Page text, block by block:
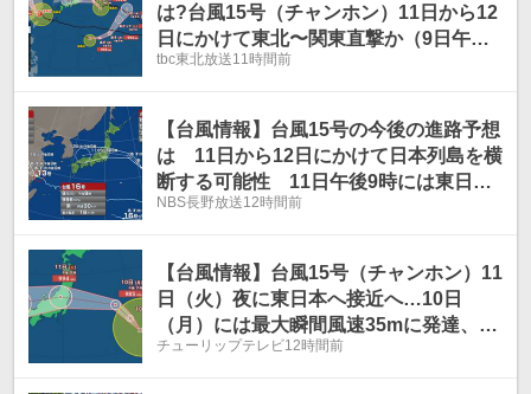
は?台風15号（チャンホン）11日から12
日にかけて東北〜関東直撃か（9日午後9
時現在）
tbc東北放送11時間前
【台風情報】台風15号の今後の進路予想
は 11日から12日にかけて日本列島を横
断する可能性 11日午後9時には東日本
に達する予報
NBS長野放送12時間前
【台風情報】台風15号（チャンホン）11
日（火）夜に東日本へ接近へ…10日
（月）には最大瞬間風速35mに発達、進
路を西へ変え12日（水）に日本海で熱帯
チューリップテレビ12時間前